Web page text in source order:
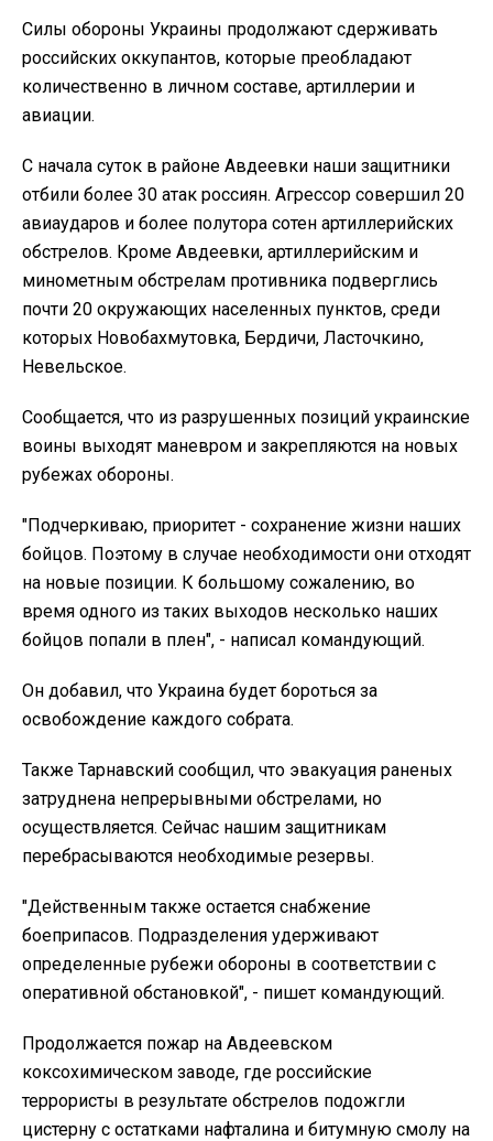
Силы обороны Украины продолжают сдерживать
российских оккупантов, которые преобладают
количественно в личном составе, артиллерии и
авиации.
С начала суток в районе Авдеевки наши защитники
отбили более 30 атак россиян. Агрессор совершил 20
авиаударов и более полутора сотен артиллерийских
обстрелов. Кроме Авдеевки, артиллерийским и
минометным обстрелам противника подверглись
почти 20 окружающих населенных пунктов, среди
которых Новобахмутовка, Бердичи, Ласточкино,
Невельское.
Сообщается, что из разрушенных позиций украинские
воины выходят маневром и закрепляются на новых
рубежах обороны.
"Подчеркиваю, приоритет - сохранение жизни наших
бойцов. Поэтому в случае необходимости они отходят
на новые позиции. К большому сожалению, во
время одного из таких выходов несколько наших
бойцов попали в плен", - написал командующий.
Он добавил, что Украина будет бороться за
освобождение каждого собрата.
Также Тарнавский сообщил, что эвакуация раненых
затруднена непрерывными обстрелами, но
осуществляется. Сейчас нашим защитникам
перебрасываются необходимые резервы.
"Действенным также остается снабжение
боеприпасов. Подразделения удерживают
определенные рубежи обороны в соответствии с
оперативной обстановкой", - пишет командующий.
Продолжается пожар на Авдеевском
коксохимическом заводе, где российские
террористы в результате обстрелов подожгли
цистерну с остатками нафталина и битумную смолу на